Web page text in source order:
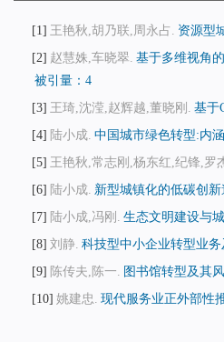
1 王艳秋,胡乃联,周永占. 资源型
2 赵慧姝,车晓翠. 基于多维视角
被引量：4
3
王琦,沈滢,赵辉越,董晓刚. 基于
4
陆小成. 中国城市绿色转型:内
5
王艳秋,常志刚,杨东红,纪锋,罗
6
陆小成. 新型城镇化的低碳创新
7
陆小成,冯刚. 生态文明建设与
8 刘静. 科技型中小企业转型业
9
陈传夫,陈一. 图书馆转型及其
10 姚建忠. 现代服务业正外部性